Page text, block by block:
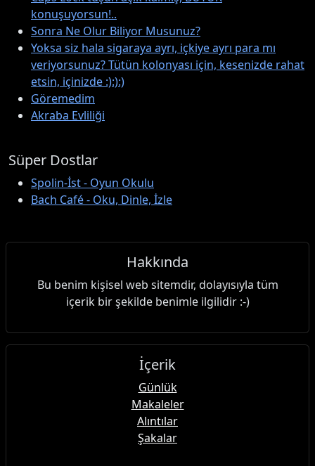
konuşuyorsun!..
Sonra Ne Olur Biliyor Musunuz?
Yoksa siz hala sigaraya ayrı, içkiye ayrı para mı
veriyorsunuz? Tütün kolonyası için, kesenizde rahat
etsin, içinizde :):):)
Göremedim
Akraba Evliliği
Süper Dostlar
Spolin-İst - Oyun Okulu
Bach Café - Oku, Dinle, İzle
Hakkında
Bu benim kişisel web sitemdir, dolayısıyla tüm
içerik bir şekilde benimle ilgilidir :-)
İçerik
Günlük
Makaleler
Alıntılar
Şakalar